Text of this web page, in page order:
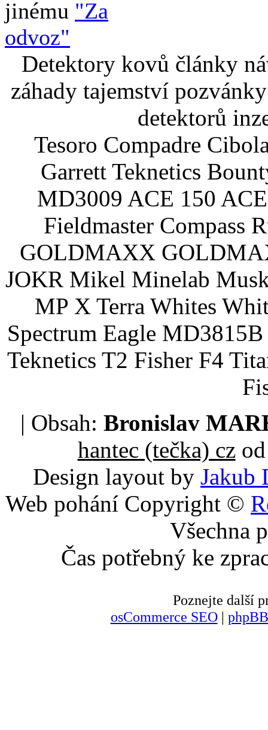
jinému "Za
odvoz"
Detektory kovů články
záhady tajemství
detektorů
Tesoro Compadre
Garrett Teknetics
MD3009 ACE 150
Fieldmaster Compass
GOLDMAXX
JOKR Mikel Minelab
MP X Terra Whites
Spectrum Eagle
Teknetics T2 Fisher F4
| Obsah: Bronislav
hantec (tečka) czod
Design layout by Jakub
Web pohání Copyright ©
Všechna
Čas potřebný ke
Poznejte další
osCommerce SEO|